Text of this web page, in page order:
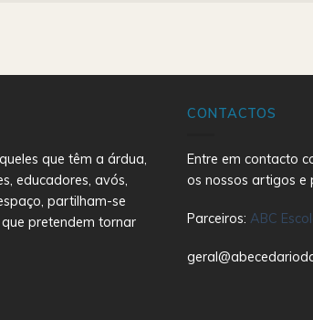
que têm a árdua,
educadores, avós,
partilham-se
pretendem tornar
CONTACTOS
Entre em contacto
os nossos artigos e
Parceiros: ABC